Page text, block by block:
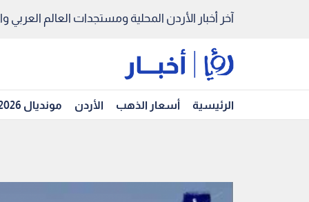
آخر أخبار الأردن المحلية ومستجدات العالم العربي
الرئيسية أسعار الذهب الأردن مونديال 2026